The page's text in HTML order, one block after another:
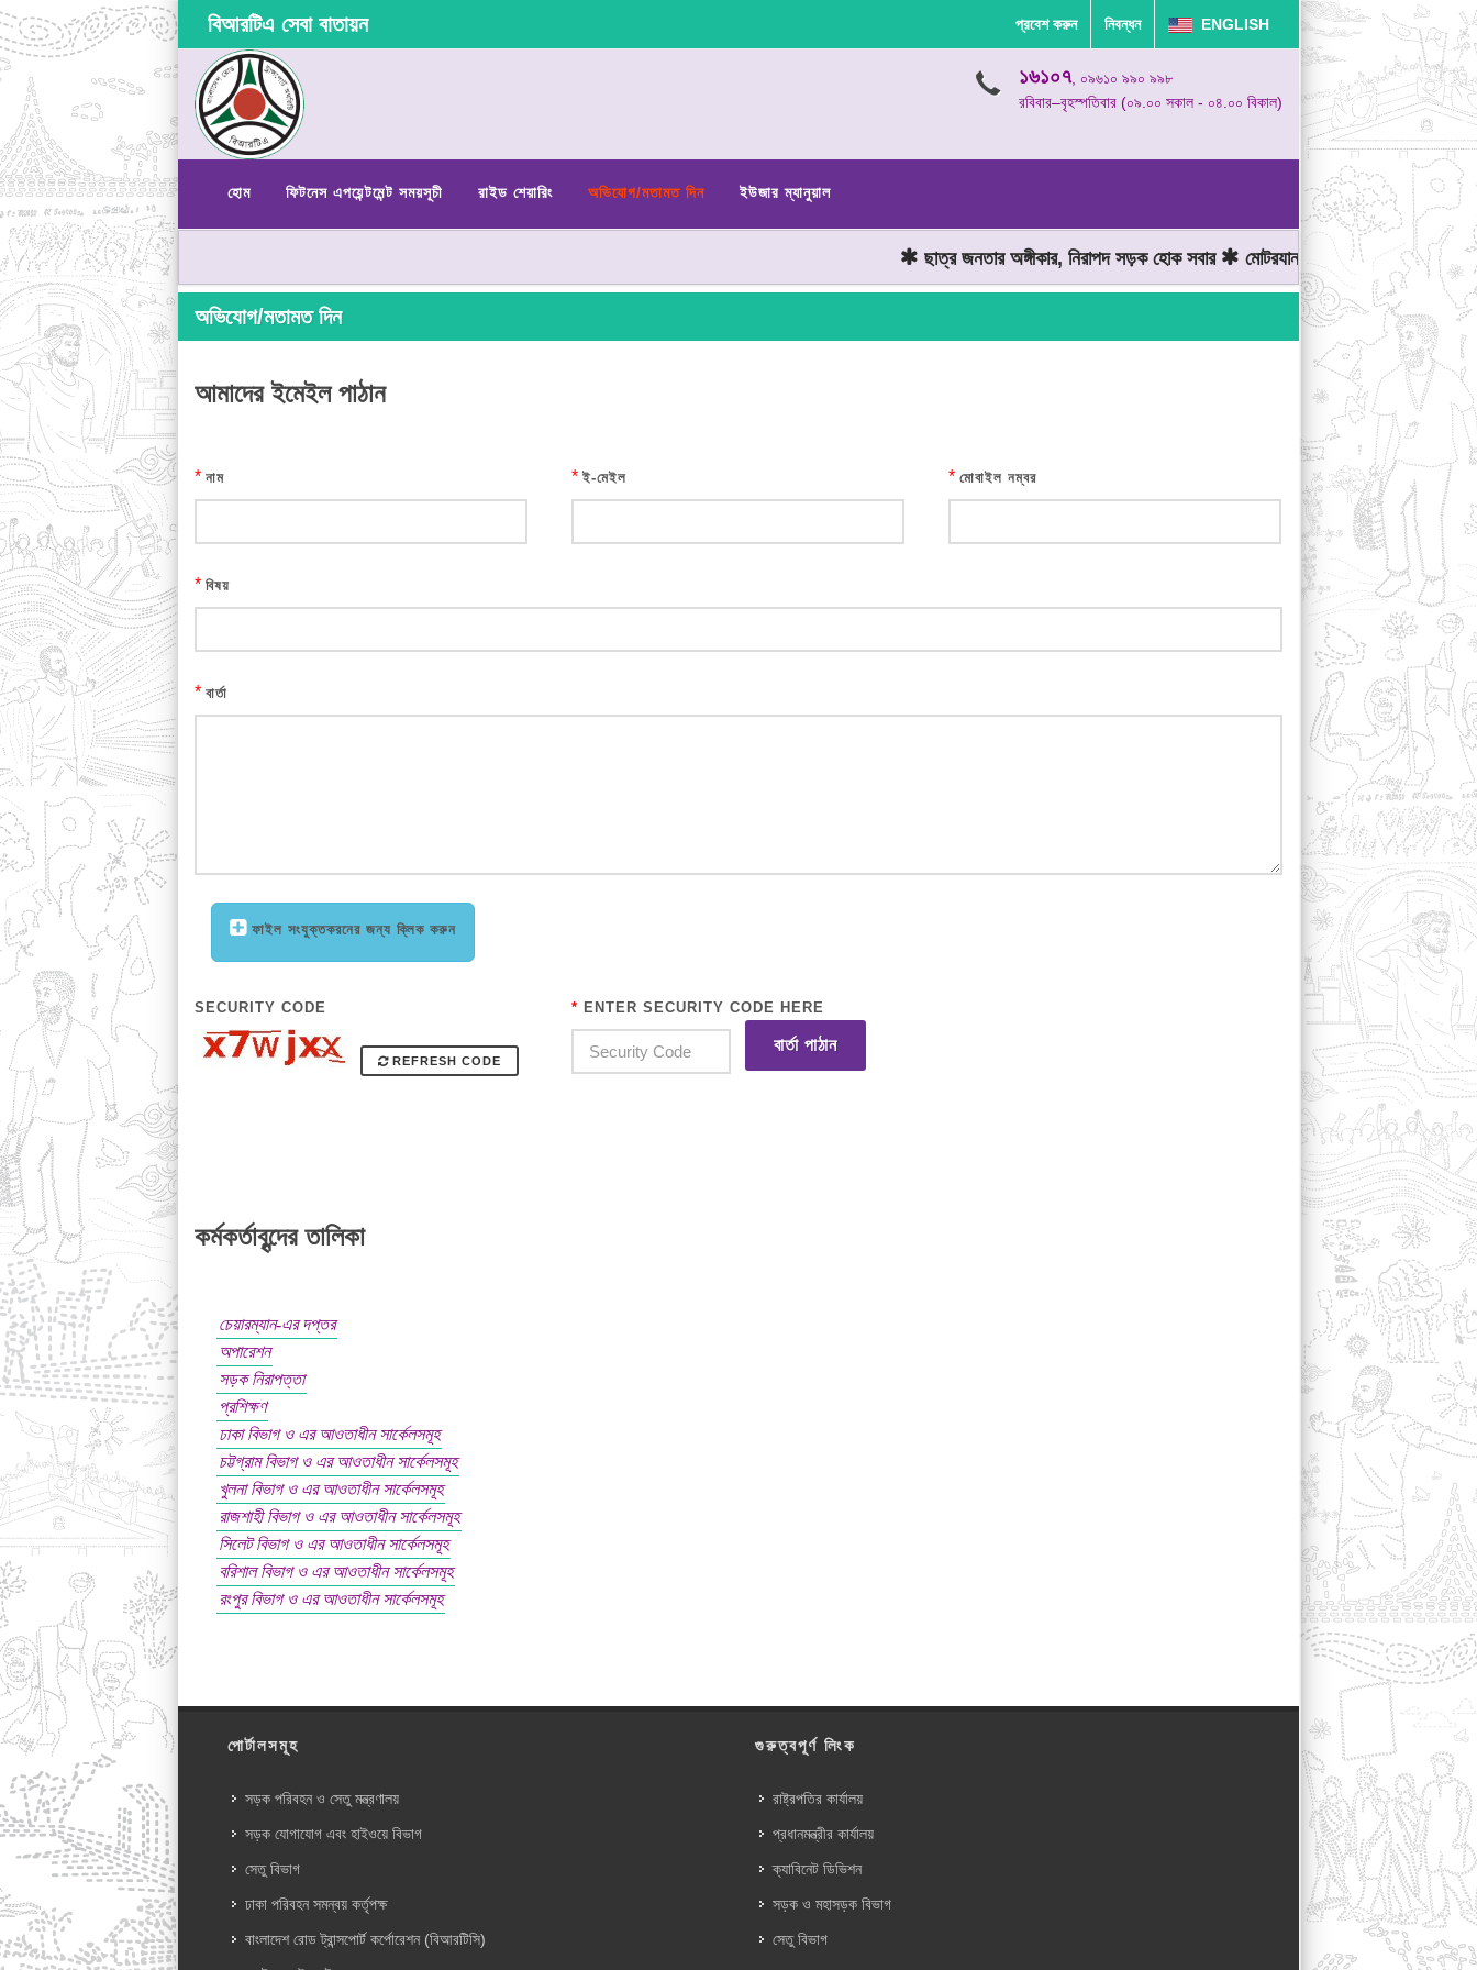
বিআরটিএ সেবা বাতায়ন প্রবেশ করুন নিবন্ধন ENGLISH
১৬১০৭, ০৯৬১০ ৯৯০ ৯৯৮
রবিবার–বৃহস্পতিবার (০৯.০০ সকাল - ০৪.০০ বিকাল)
হোম ফিটনেস এপয়েন্টমেন্ট সময়সূচী রাইড শেয়ারিং অভিযোগ/মতামত দিন ইউজার ম্যানুয়াল
ছাত্র জনতার অঙ্গীকার, নিরাপদ সড়ক হোক সবার মোটরযান চালানোর সময় গতিসীমা মেনে চলুন
অভিযোগ/মতামত দিন
আমাদের ইমেইল পাঠান
* নাম * ই-মেইল * মোবাইল নম্বর
* বিষয়
* বার্তা
ফাইল সংযুক্তকরনের জন্য ক্লিক করুন
SECURITY CODE
REFRESH CODE
* ENTER SECURITY CODE HERE
বার্তা পাঠান
কর্মকর্তাবৃন্দের তালিকা
চেয়ারম্যান-এর দপ্তর
অপারেশন
সড়ক নিরাপত্তা
প্রশিক্ষণ
ঢাকা বিভাগ ও এর আওতাধীন সার্কেলসমূহ
চট্টগ্রাম বিভাগ ও এর আওতাধীন সার্কেলসমূহ
খুলনা বিভাগ ও এর আওতাধীন সার্কেলসমূহ
রাজশাহী বিভাগ ও এর আওতাধীন সার্কেলসমূহ
সিলেট বিভাগ ও এর আওতাধীন সার্কেলসমূহ
বরিশাল বিভাগ ও এর আওতাধীন সার্কেলসমূহ
রংপুর বিভাগ ও এর আওতাধীন সার্কেলসমূহ
পোর্টালসমূহ
সড়ক পরিবহন ও সেতু মন্ত্রণালয়
সড়ক যোগাযোগ এবং হাইওয়ে বিভাগ
সেতু বিভাগ
ঢাকা পরিবহন সমন্বয় কর্তৃপক্ষ
বাংলাদেশ রোড ট্রান্সপোর্ট কর্পোরেশন (বিআরটিসি)
গুরুত্বপূর্ণ লিংক
রাষ্ট্রপতির কার্যালয়
প্রধানমন্ত্রীর কার্যালয়
ক্যাবিনেট ডিভিশন
সড়ক ও মহাসড়ক বিভাগ
সেতু বিভাগ